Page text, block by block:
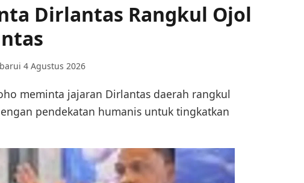
Dirlantas Rangkul Ojol
4 Agustus 2026
meminta jajaran Dirlantas daerah rangkul
pendekatan humanis untuk tingkatkan